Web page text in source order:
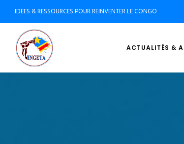
IDEES & RESSOURCES POUR REINVENTER LE CONGO
ACTUALITÉS &